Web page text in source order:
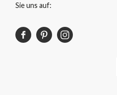
Sie uns auf: